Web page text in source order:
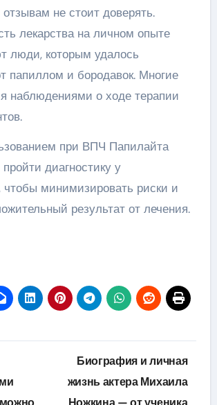
не стоит доверять.
лекарства на личном опыте
люди, которым удалось
папиллом и бородавок. Многие
наблюдениями о ходе терапии
при ВПЧ Папилайта
диагностику у
чтобы минимизировать риски и
результат от лечения.
Биография и личная
жизнь актера Михаила